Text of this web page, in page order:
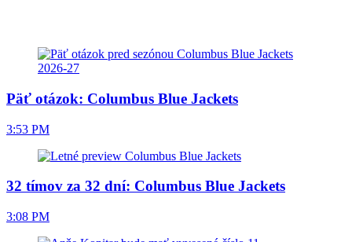
Päť otázok: Columbus Blue Jackets
3:53 PM
32 tímov za 32 dní: Columbus Blue Jackets
3:08 PM